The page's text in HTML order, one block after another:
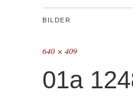
BILDER
640 × 409
01a